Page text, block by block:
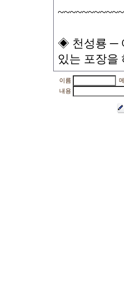
◈ 천성룡 ─
있는 포장을
이름
내용